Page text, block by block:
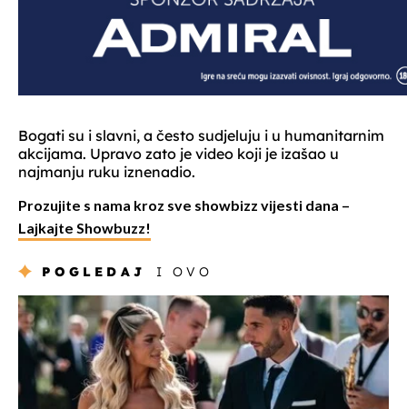
Bogati su i slavni, a često sudjeluju i u humanitarnim
akcijama. Upravo zato je video koji je izašao u
najmanju ruku iznenadio.
Prozujite s nama kroz sve showbizz vijesti dana –
Lajkajte Showbuzz!
POGLEDAJ I OVO